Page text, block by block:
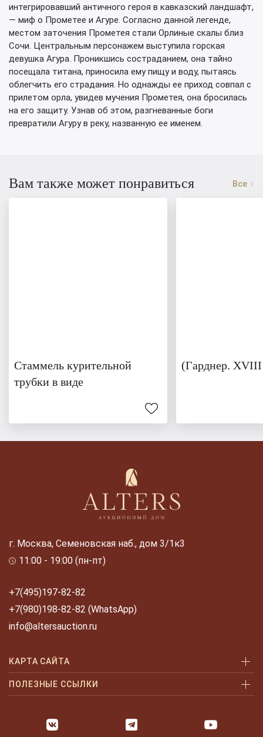
интегрировавший античного героя в кавказский ландшафт,
— миф о Прометее и Агуре. Согласно данной легенде,
местом заточения Прометея стали Орлиные скалы близ
Сочи. Центральным персонажем выступила горская
девушка Агура. Проникшись состраданием, она тайно
посещала титана, приносила ему пищу и воду, пытаясь
облегчить его страдания. Но однажды ее приход совпал с
прилетом орла, увидев мучения Прометея, она бросилась
на его защиту. Узнав об этом, разгневанные боги
превратили Агуру в реку, названную ее именем.
Вам также может понравиться Все
Стаммель курительной
трубки в виде
(Гарднер. XVIII
г. Москва, Семеновская наб., дом 3/1к3
11:00 - 19:00 (пн-пт)
+7(495)197-82-82
+7(980)198-82-82 (WhatsApp)
info@altersauction.ru
КАРТА САЙТА
Аукционы
Как продать
ПОЛЕЗНЫЕ ССЫЛКИ
Оплата и доставка